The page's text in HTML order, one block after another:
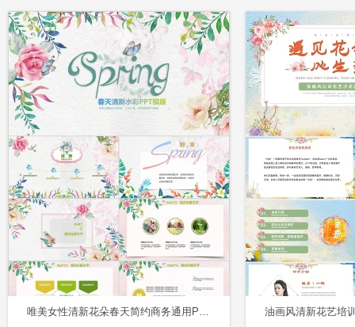
唯美女性清新花朵春天简约商务通用PPT模板